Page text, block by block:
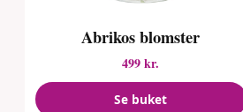
Abrikos blomster
499 kr.
Se buket